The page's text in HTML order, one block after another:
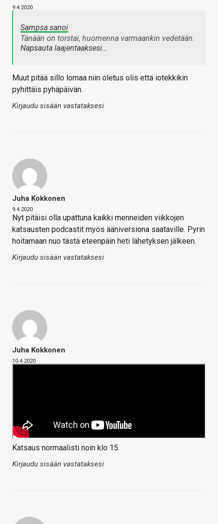
9.4.2020
Sampsa sanoi
Tänään on torstai, huomenna varmaankin vedetään.
Napsauta laajentaaksesi…
Muut pitää sillo lomaa niin oletus olis että iotekkikin
pyhittäis pyhäpäivän.
Kirjaudu sisään vastataksesi
Juha Kokkonen
9.4.2020
Nyt pitäisi olla upattuna kaikki menneiden viikkojen
katsausten podcastit myös ääniversiona saataville. Pyrin
hoitamaan nuo tästä eteenpäin heti lähetyksen jälkeen.
Kirjaudu sisään vastataksesi
Juha Kokkonen
10.4.2020
Katsaus normaalisti noin klo 15.
Kirjaudu sisään vastataksesi